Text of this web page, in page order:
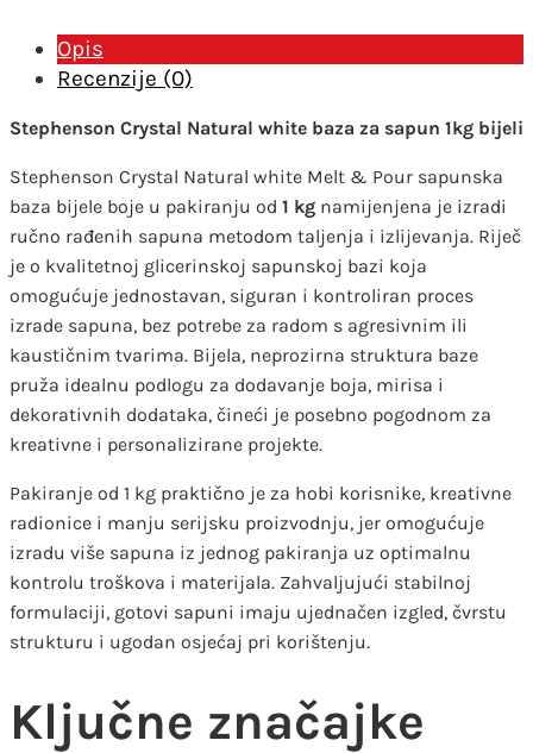
1kg
bijeli
količina
Opis
Recenzije (0)
Stephenson Crystal Natural white baza za sapun 1kg bijeli
Stephenson Crystal Natural white Melt & Pour sapunska
baza bijele boje u pakiranju od 1 kg namijenjena je izradi
ručno rađenih sapuna metodom taljenja i izlijevanja. Riječ
je o kvalitetnoj glicerinskoj sapunskoj bazi koja
omogućuje jednostavan, siguran i kontroliran proces
izrade sapuna, bez potrebe za radom s agresivnim ili
kaustičnim tvarima. Bijela, neprozirna struktura baze
pruža idealnu podlogu za dodavanje boja, mirisa i
dekorativnih dodataka, čineći je posebno pogodnom za
kreativne i personalizirane projekte.
Pakiranje od 1 kg praktično je za hobi korisnike, kreativne
radionice i manju serijsku proizvodnju, jer omogućuje
izradu više sapuna iz jednog pakiranja uz optimalnu
kontrolu troškova i materijala. Zahvaljujući stabilnoj
formulaciji, gotovi sapuni imaju ujednačen izgled, čvrstu
strukturu i ugodan osjećaj pri korištenju.
Ključne značajke